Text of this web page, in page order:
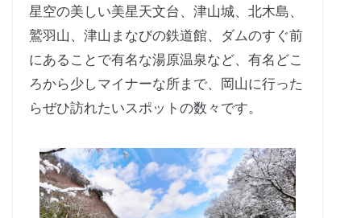
星空の美しい美星天文台、津山城、北木島、
鷲羽山、津山まなびの鉄道館、ダムのすぐ前
にあることで有名な湯原温泉など、有名どこ
ろから少しマイナーな所まで、岡山に行った
らぜひ訪れたいスポットの数々です。